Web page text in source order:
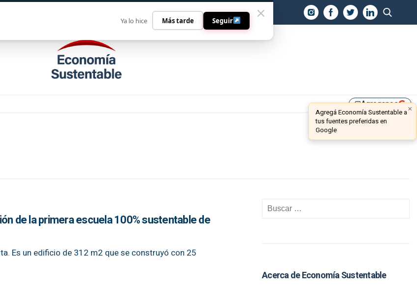
CONTACTO
library_addAgreganos ×
Agregá Economía Sustentable a
tus fuentes preferidas en
Google
de la primera escuela 100% sustentable de
Es un edificio de 312 m2 que se construyó con 25
Acerca de Economía Sustentable
Ya lo hice Más tarde Seguir